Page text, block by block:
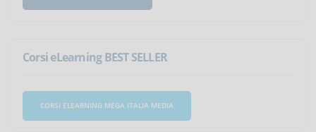
Corsi eLearning BEST SELLER
CORSI ELEARNING MEGA ITALIA MEDIA